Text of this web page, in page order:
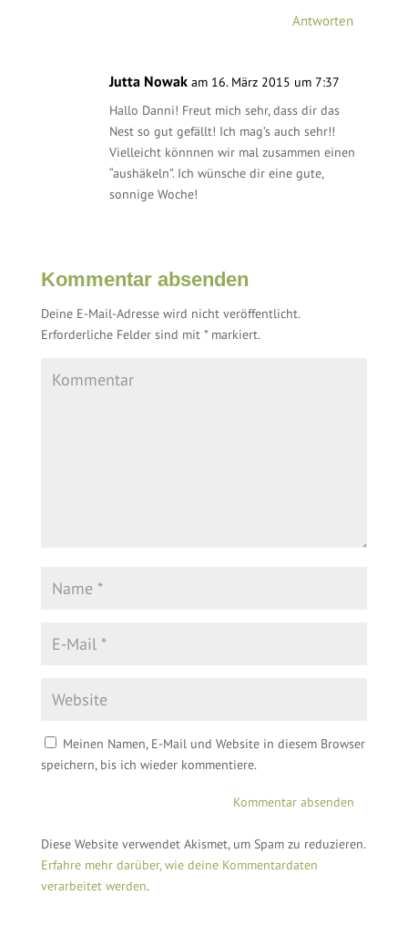
Antworten
Jutta Nowak am 16. März 2015 um 7:37
Hallo Danni! Freut mich sehr, dass dir das
Nest so gut gefällt! Ich mag’s auch sehr!!
Vielleicht könnnen wir mal zusammen einen
“aushäkeln”. Ich wünsche dir eine gute,
sonnige Woche!
Kommentar absenden
Deine E-Mail-Adresse wird nicht veröffentlicht.
Erforderliche Felder sind mit *markiert.
Meinen Namen, E-Mail und Website in diesem Browser
speichern, bis ich wieder kommentiere.
Diese Website verwendet Akismet, um Spam zu reduzieren.
Erfahre mehr darüber, wie deine Kommentardaten
verarbeitet werden.